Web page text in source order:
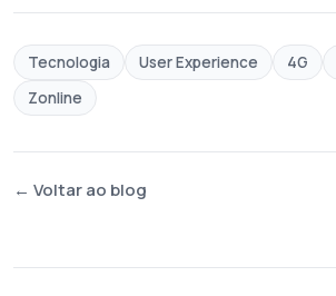
Tecnologia User Experience 4G
Zonline
← Voltar ao blog